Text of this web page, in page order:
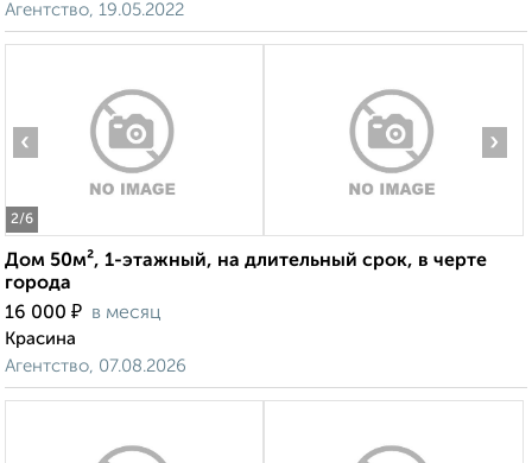
Агентство, 19.05.2022
2/6
‹ ›
Дом 50м², 1-этажный, на длительный срок, в черте
города
16 000 ₽ в месяц
Красина
Агентство, 07.08.2026